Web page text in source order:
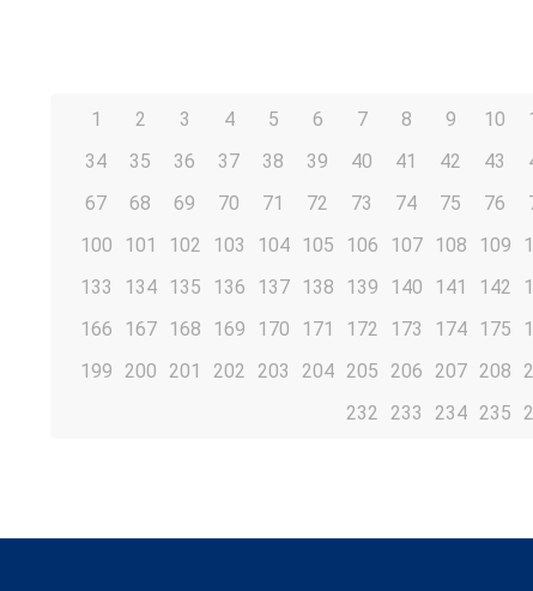
1 2 3 4 5 6 7 8 9 10
34
35 36 37 38 39 40 41 42 43
67
68 69 70 71 72 73 74 75 76
100
101 102 103 104 105 106 107 108 109
133
134 135 136 137 138 139 140 141 142
166
167 168 169 170 171 172 173 174 175
199 200 201 202 203 204 205 206 207 208
232 233 234 235